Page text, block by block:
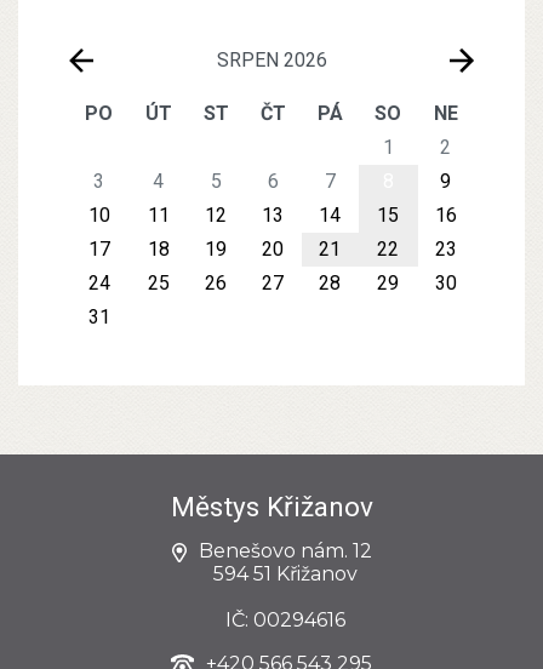
SRPEN 2026
PO ÚT ST ČT PÁ SO
NE
1
2
3
4 5 6 7
9
10
11 12 13 14 15
16
17
18 19 20 21 22
23
24
25 26 27 28 29
30
31
Městys Křižanov
Benešovo nám. 12
594 51 Křižanov
IČ: 00294616
+420 566 543 295